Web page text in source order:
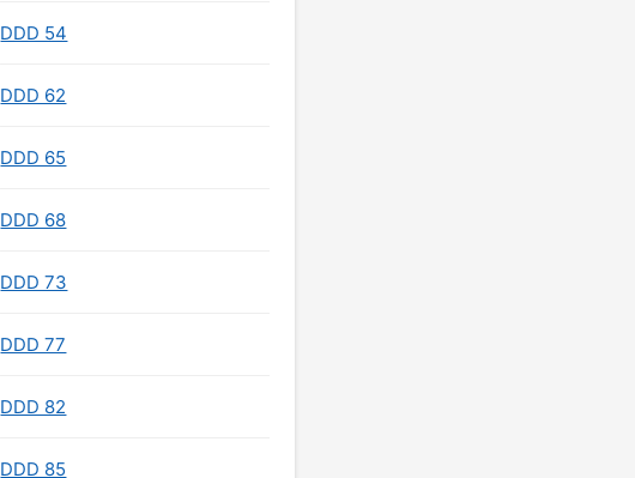
DDD 54
DDD 62
DDD 65
DDD 68
DDD 73
DDD 77
DDD 82
DDD 85